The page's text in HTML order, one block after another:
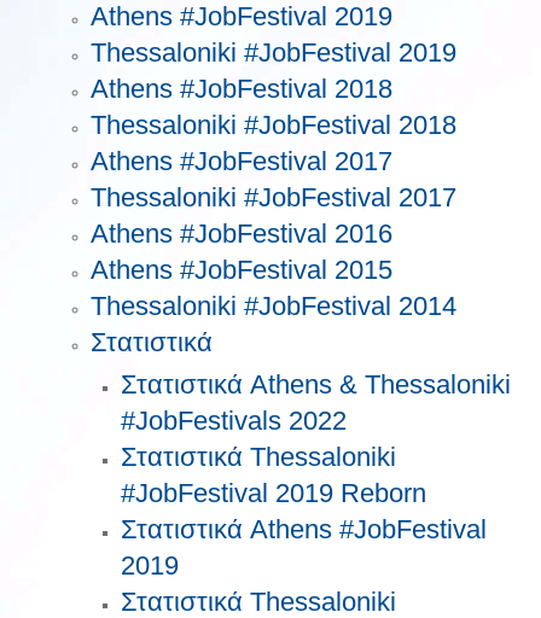
Athens #JobFestival 2019
Thessaloniki #JobFestival 2019
Athens #JobFestival 2018
Thessaloniki #JobFestival 2018
Athens #JobFestival 2017
Τhessaloniki #JobFestival 2017
Athens #JobFestival 2016
Athens #JobFestival 2015
Thessaloniki #JobFestival 2014
Στατιστικά
Στατιστικά Athens & Thessaloniki
#JobFestivals 2022
Στατιστικά Thessaloniki
#JobFestival 2019 Reborn
Στατιστικά Athens #JobFestival
2019
Στατιστικά Thessaloniki